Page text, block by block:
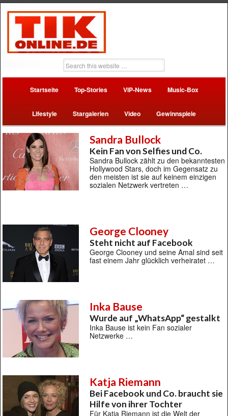
Startseite Top-Stories VIP-News Music-Box
Lifestyle Stargalerien Video Gewinnspiele
Sandra Bullock
Kein Fan von Selfies und Co.
Sandra Bullock zählt zu den bekanntesten
Hollywood Stars, doch im Gegensatz zu
den meisten ist sie auf keinem einzigen
sozialen Netzwerk vertreten …
George Clooney
Steht nicht auf Facebook
George Clooney und seine Amal sind seit
fast einem Jahr glücklich verheiratet …
Inka Bause
Wurde auf „WhatsApp“ gestalkt
Inka Bause ist kein Fan sozialer
Netzwerke …
Katja Riemann
Bei Facebook und Co. braucht sie
Hilfe von ihrer Tochter
Für Katja Riemann ist die Welt der